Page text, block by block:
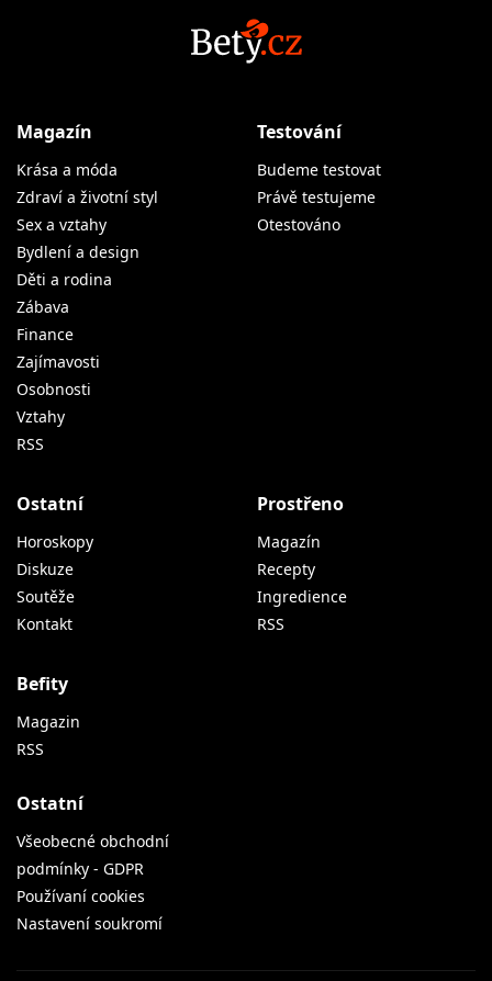
Magazín
Krása a móda
Zdraví a životní styl
Sex a vztahy
Bydlení a design
Děti a rodina
Zábava
Finance
Zajímavosti
Osobnosti
Vztahy
RSS
Testování
Budeme testovat
Právě testujeme
Otestováno
Ostatní
Horoskopy
Diskuze
Soutěže
Kontakt
Prostřeno
Magazín
Recepty
Ingredience
RSS
Befity
Magazin
RSS
Ostatní
Všeobecné obchodní
podmínky - GDPR
Používaní cookies
Nastavení soukromí